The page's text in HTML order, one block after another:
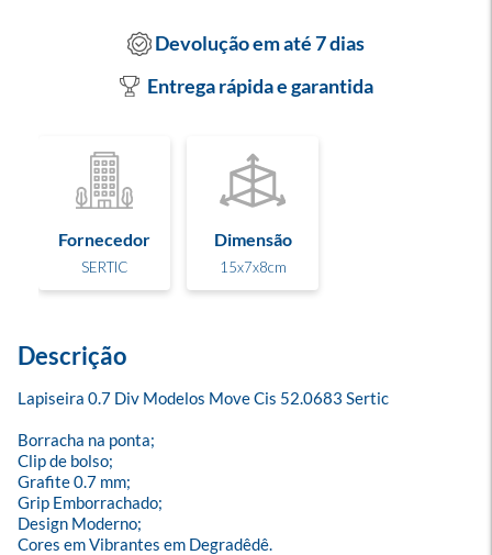
Devolução em até 7 dias
Entrega rápida e garantida
Fornecedor
SERTIC
Dimensão
15x7x8cm
Descrição
Lapiseira 0.7 Div Modelos Move Cis 52.0683 Sertic
Borracha na ponta;
Clip de bolso;
Grafite 0.7 mm;
Grip Emborrachado;
Design Moderno;
Cores em Vibrantes em Degradêdê.